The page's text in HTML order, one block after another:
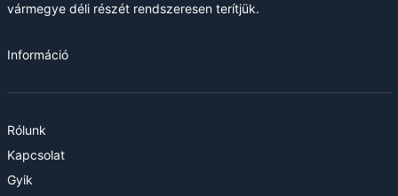
vármegye déli részét rendszeresen terítjük.
Információ
Rólunk
Kapcsolat
Gyik